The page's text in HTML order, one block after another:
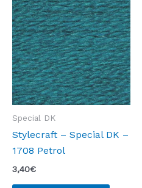
Special DK
Stylecraft – Special DK –
1708 Petrol
3,40€